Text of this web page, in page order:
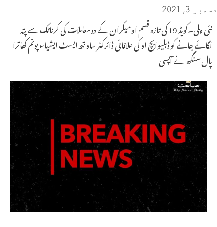
دسمبر 3, 2021
نئی دہلی۔کویڈ 19 کی تازہ قسم اومیکران کے دومعاملات کی کرناٹک سے پتہ
لگائے جانے کو ڈبلیوایچ او کی علاقائی ڈائرکٹر ساوتھ ایسٹ ایشیاء پونم کھاترا
پال سنگھ نے آپسی